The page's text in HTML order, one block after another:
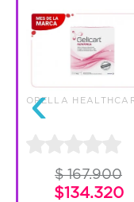
‹
$ 167.900
$134.320